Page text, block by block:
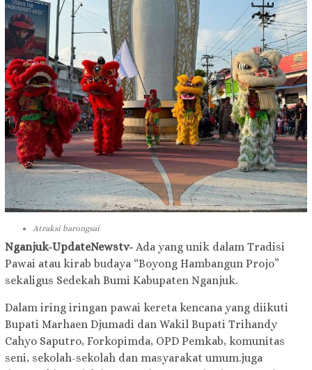
Atraksi barongsai
Nganjuk-UpdateNewstv- Ada yang unik dalam Tradisi
Pawai atau kirab budaya “Boyong Hambangun Projo”
sekaligus Sedekah Bumi Kabupaten Nganjuk.
Dalam iring iringan pawai kereta kencana yang diikuti
Bupati Marhaen Djumadi dan Wakil Bupati Trihandy
Cahyo Saputro, Forkopimda, OPD Pemkab, komunitas
seni, sekolah-sekolah dan masyarakat umum.juga